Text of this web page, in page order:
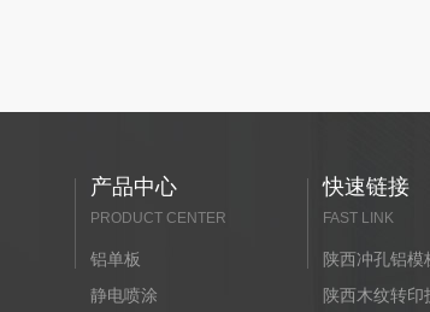
产品中心
PRODUCT CENTER
铝单板
静电喷涂
快速链接
FAST LINK
陕西冲孔铝模
陕西木纹转印